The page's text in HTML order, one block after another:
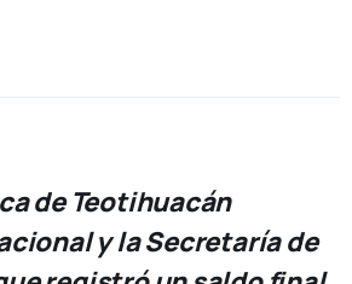
de Teotihuacán
y la Secretaría de